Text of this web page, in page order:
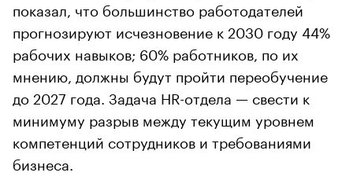
показал, что большинство работодателей
прогнозируют исчезновение к 2030 году 44%
рабочих навыков; 60% работников, по их
мнению, должны будут пройти переобучение
до 2027 года. Задача HR-отдела — свести к
минимуму разрыв между текущим уровнем
компетенций сотрудников и требованиями
бизнеса.